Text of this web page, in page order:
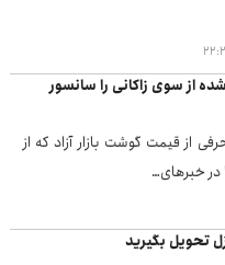
از سوی زاکانی را سانسور
از قیمت گوشت بازار آزاد که از
تحویل بگیرید